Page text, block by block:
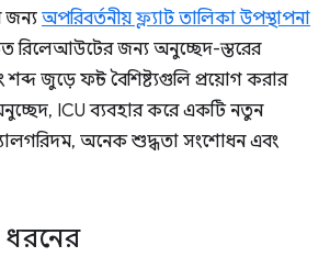
জন্য অপরিবর্তনীয় ফ্ল্যাট তালিকা উপস্থাপনা
রিলেআউটের জন্য অনুচ্ছেদ-স্তরের
শব্দ জুড়ে ফন্ট বৈশিষ্ট্যগুলি প্রয়োগ করার
ICU ব্যবহার করে একটি নতুন
অনেক শুদ্ধতা সংশোধন এবং